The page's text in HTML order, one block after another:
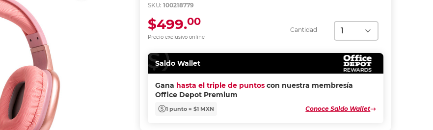
SKU: 100218779
Cantidad
Precio exclusivo online
$499.00
Saldo Wallet
Gana hasta el triple de puntos con nuestra membresía
Office Depot Premium
1 punto = $1 MXN Conoce Saldo Wallet